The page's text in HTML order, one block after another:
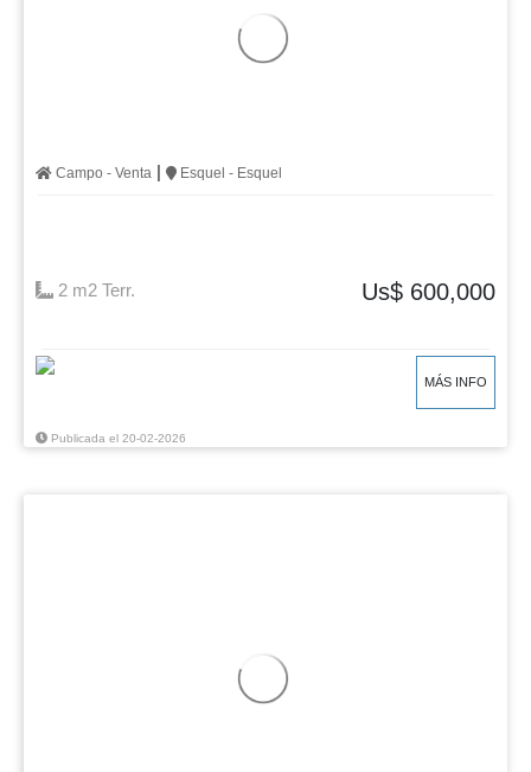
Campo - Venta | Esquel - Esquel
2 m2 Terr. Us$ 600,000
MÁS INFO
Publicada el 20-02-2026